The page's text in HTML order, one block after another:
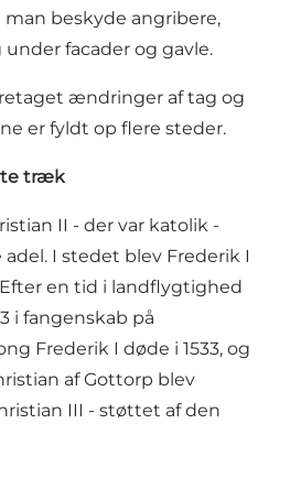
beskyde angribere,
facader og gavle.
ændringer af tag og
er fyldt op flere steder.
træk
II - der var katolik -
adel. I stedet blev Frederik I
en tid i landflygtighed
i fangenskab på
Frederik I døde i 1533, og
af Gottorp blev
III - støttet af den